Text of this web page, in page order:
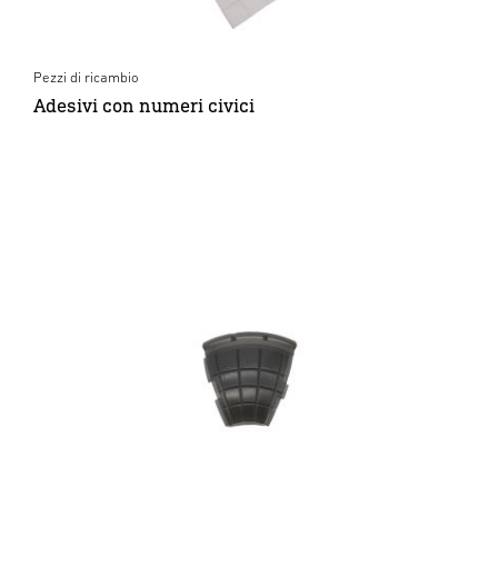
Pezzi di ricambio
Adesivi con numeri civici